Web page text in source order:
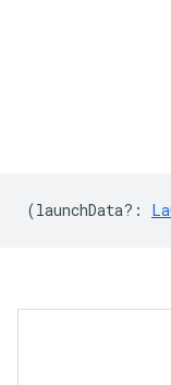
(launchData?: